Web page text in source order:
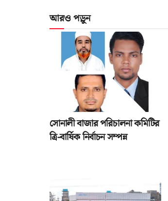
আরও পড়ুন
সোনালী বাজার পরিচালনা কমিটির
ত্রি-বার্ষিক নির্বাচন সম্পন্ন